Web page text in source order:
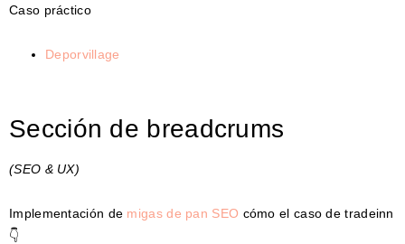
Caso práctico
Deporvillage
Sección de breadcrums
(SEO & UX)
Implementación de migas de pan SEO cómo el caso de tradeinn
👇